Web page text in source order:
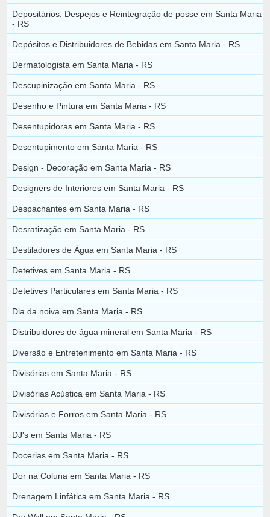
Depositários, Despejos e Reintegração de posse em Santa Maria
- RS
Depósitos e Distribuidores de Bebidas em Santa Maria - RS
Dermatologista em Santa Maria - RS
Descupinização em Santa Maria - RS
Desenho e Pintura em Santa Maria - RS
Desentupidoras em Santa Maria - RS
Desentupimento em Santa Maria - RS
Design - Decoração em Santa Maria - RS
Designers de Interiores em Santa Maria - RS
Despachantes em Santa Maria - RS
Desratização em Santa Maria - RS
Destiladores de Água em Santa Maria - RS
Detetives em Santa Maria - RS
Detetives Particulares em Santa Maria - RS
Dia da noiva em Santa Maria - RS
Distribuidores de água mineral em Santa Maria - RS
Diversão e Entretenimento em Santa Maria - RS
Divisórias em Santa Maria - RS
Divisórias Acústica em Santa Maria - RS
Divisórias e Forros em Santa Maria - RS
DJ's em Santa Maria - RS
Docerias em Santa Maria - RS
Dor na Coluna em Santa Maria - RS
Drenagem Linfática em Santa Maria - RS